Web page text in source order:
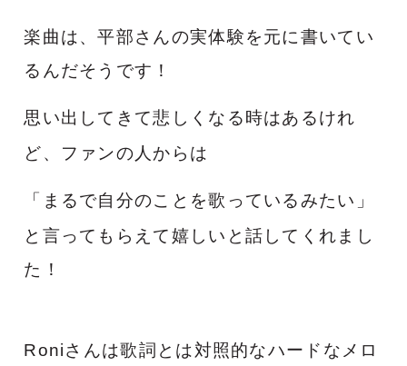
楽曲は、平部さんの実体験を元に書いてい
るんだそうです！
思い出してきて悲しくなる時はあるけれ
ど、
ファンの人からは
「まるで自分のことを歌っているみたい」
と言ってもらえて嬉しいと話してくれまし
た！
Roniさんは歌詞とは対照的なハードなメロ